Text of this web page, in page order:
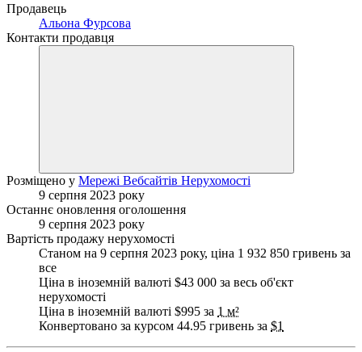
Продавець
Альона Фурсова
Контакти продавця
Розміщено у Мережі Вебсайтів Нерухомості
9 серпня 2023 року
Останнє оновлення оголошення
9 серпня 2023 року
Вартість продажу нерухомості
Станом на 9 серпня 2023 року, ціна 1 932 850 гривень за
все
Ціна в іноземній валюті $43 000 за весь об'єкт
нерухомості
Ціна в іноземній валюті $995 за 1 м²
Конвертовано за курсом 44.95 гривень за $1